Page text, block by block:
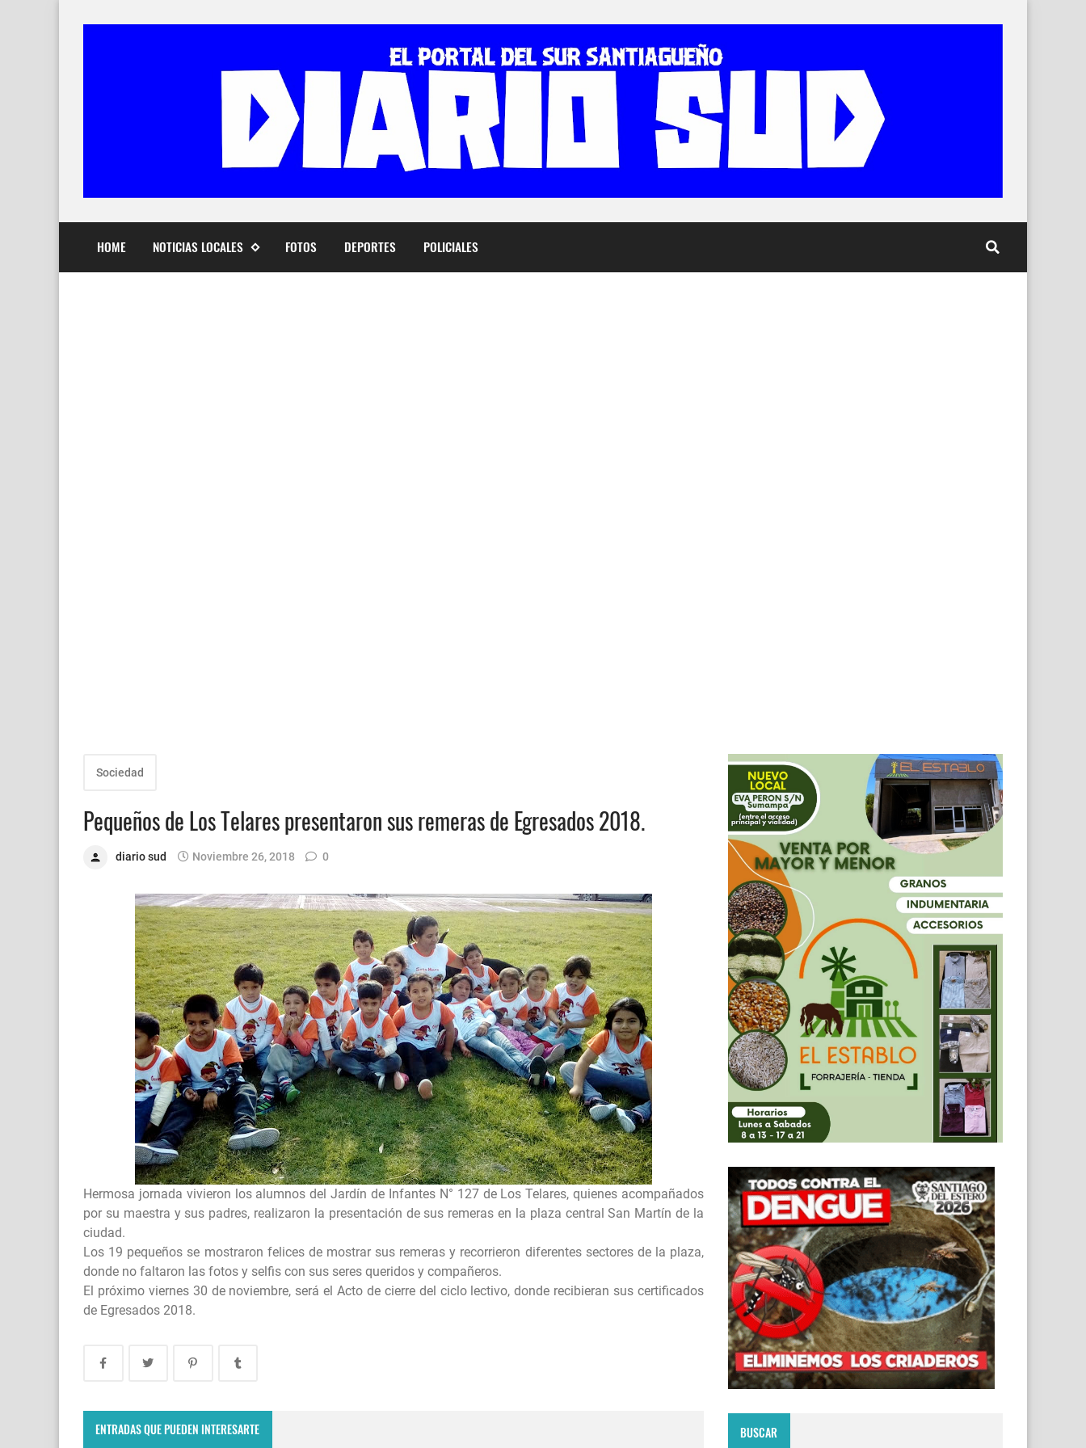
HOME NOTICIAS LOCALES FOTOS DEPORTES POLICIALES
Sociedad
Pequeños de Los Telares presentaron sus remeras de Egresados 2018.
diario sud Noviembre 26, 2018 0
Hermosa jornada vivieron los alumnos del Jardín de Infantes N° 127 de Los Telares, quienes acompañados
por su maestra y sus padres, realizaron la presentación de sus remeras en la plaza central San Martín de la
ciudad.
Los 19 pequeños se mostraron felices de mostrar sus remeras y recorrieron diferentes sectores de la plaza,
donde no faltaron las fotos y selfis con sus seres queridos y compañeros.
El próximo viernes 30 de noviembre, será el Acto de cierre del ciclo lectivo, donde recibieran sus certificados
de Egresados 2018.
ENTRADAS QUE PUEDEN INTERESARTE
Rumania: el reality show europeo.
BUSCAR